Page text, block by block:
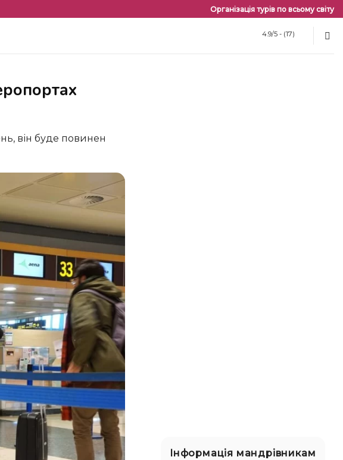
Організація турів по всьому світу
4.9/5 - (17)
Інформація мандрівникам